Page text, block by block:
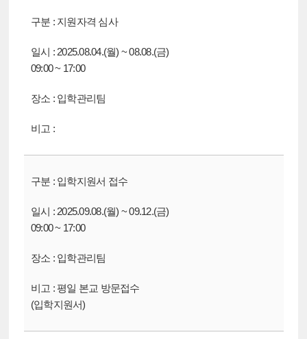
지원자격 심사
2025.08.04.(월) ~ 08.08.(금)
09:00 ~ 17:00
입학관리팀
입학지원서 접수
2025.09.08.(월) ~ 09.12.(금)
09:00 ~ 17:00
입학관리팀
평일 본교 방문접수
(입학지원서)